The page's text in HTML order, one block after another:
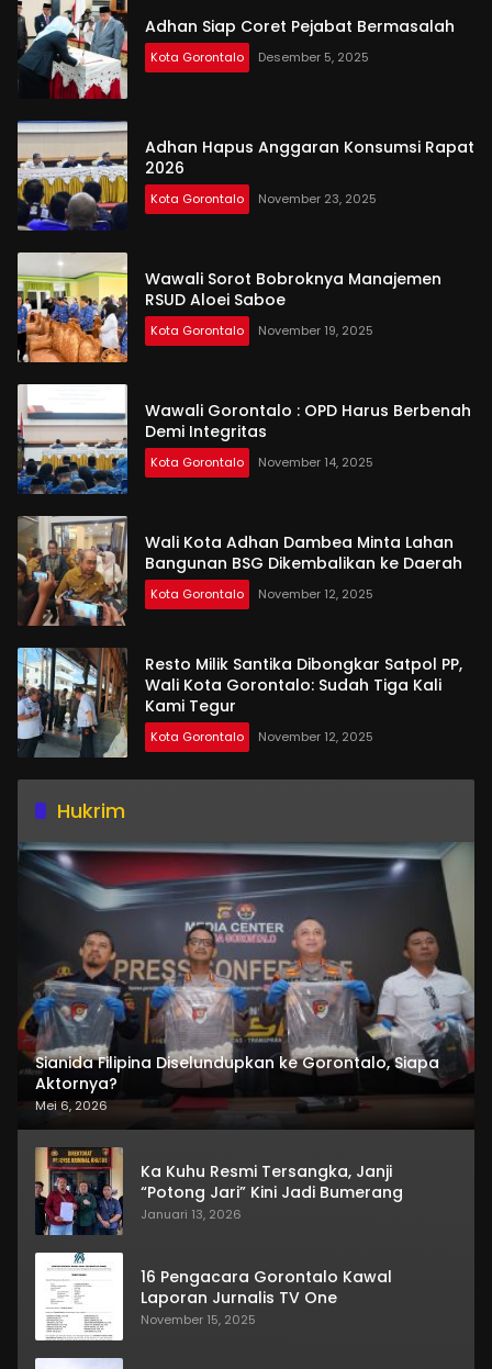
Adhan Siap Coret Pejabat Bermasalah
Kota Gorontalo Desember 5, 2025
Adhan Hapus Anggaran Konsumsi Rapat
2026
Kota Gorontalo November 23, 2025
Wawali Sorot Bobroknya Manajemen
RSUD Aloei Saboe
Kota Gorontalo November 19, 2025
Wawali Gorontalo : OPD Harus Berbenah
Demi Integritas
Kota Gorontalo November 14, 2025
Wali Kota Adhan Dambea Minta Lahan
Bangunan BSG Dikembalikan ke Daerah
Kota Gorontalo November 12, 2025
Resto Milik Santika Dibongkar Satpol PP,
Wali Kota Gorontalo: Sudah Tiga Kali
Kami Tegur
Kota Gorontalo November 12, 2025
Hukrim
Sianida Filipina Diselundupkan ke Gorontalo, Siapa
Aktornya?
Mei 6, 2026
Ka Kuhu Resmi Tersangka, Janji
“Potong Jari” Kini Jadi Bumerang
Januari 13, 2026
16 Pengacara Gorontalo Kawal
Laporan Jurnalis TV One
November 15, 2025